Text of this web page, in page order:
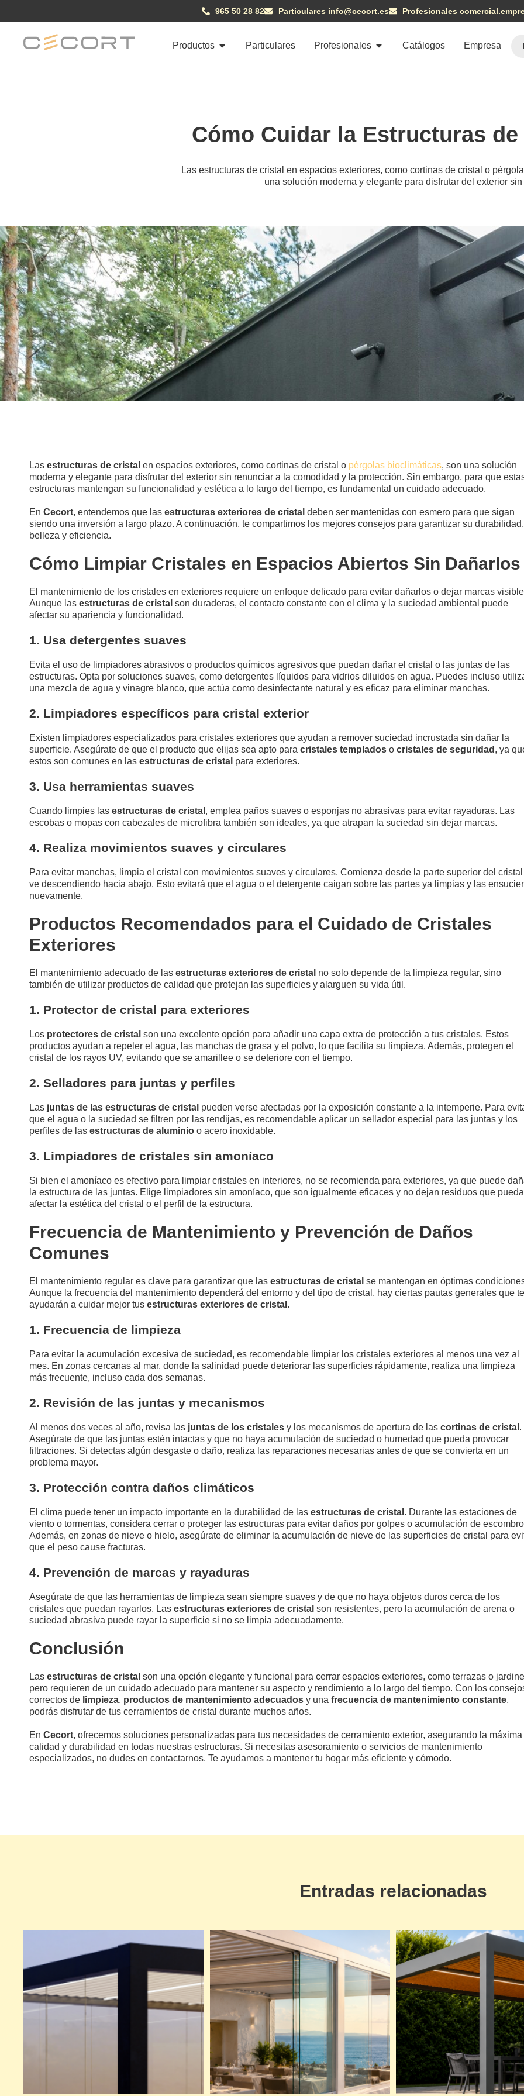
965 50 28 82 Particulares info@cecort.es Profesionales
Productos Particulares Profesionales Catálogos Empresa
Cómo Cuidar la Estructuras
Las estructuras de cristal en espacios exteriores, como cortinas de cristal o
una solución moderna y elegante para disfrutar del exterior sin
Las estructuras de cristal en espacios exteriores, como cortinas de cristal o pérgolas bioclimáticas, son una solución
moderna y elegante para disfrutar del exterior sin renunciar a la comodidad y la protección. Sin embargo, para que
estructuras mantengan su funcionalidad y estética a lo largo del tiempo, es fundamental un cuidado adecuado.
En Cecort, entendemos que las estructuras exteriores de cristal deben ser mantenidas con esmero para que sigan
siendo una inversión a largo plazo. A continuación, te compartimos los mejores consejos para garantizar su durabilidad,
belleza y eficiencia.
Cómo Limpiar Cristales en Espacios Abiertos Sin Dañarlos
El mantenimiento de los cristales en exteriores requiere un enfoque delicado para evitar dañarlos o dejar marcas
Aunque las estructuras de cristal son duraderas, el contacto constante con el clima y la suciedad ambiental puede
afectar su apariencia y funcionalidad.
1. Usa detergentes suaves
Evita el uso de limpiadores abrasivos o productos químicos agresivos que puedan dañar el cristal o las juntas de las
estructuras. Opta por soluciones suaves, como detergentes líquidos para vidrios diluidos en agua. Puedes incluso
una mezcla de agua y vinagre blanco, que actúa como desinfectante natural y es eficaz para eliminar manchas.
2. Limpiadores específicos para cristal exterior
Existen limpiadores especializados para cristales exteriores que ayudan a remover suciedad incrustada sin dañar la
superficie. Asegúrate de que el producto que elijas sea apto para cristales templados o cristales de seguridad , ya
estos son comunes en las estructuras de cristal para exteriores.
3. Usa herramientas suaves
Cuando limpies las estructuras de cristal , emplea paños suaves o esponjas no abrasivas para evitar rayaduras. Las
escobas o mopas con cabezales de microfibra también son ideales, ya que atrapan la suciedad sin dejar marcas.
4. Realiza movimientos suaves y circulares
Para evitar manchas, limpia el cristal con movimientos suaves y circulares. Comienza desde la parte superior del
ve descendiendo hacia abajo. Esto evitará que el agua o el detergente caigan sobre las partes ya limpias y las
nuevamente.
Productos Recomendados para el Cuidado de Cristales
Exteriores
El mantenimiento adecuado de las estructuras exteriores de cristal no solo depende de la limpieza regular, sino
también de utilizar productos de calidad que protejan las superficies y alarguen su vida útil.
1. Protector de cristal para exteriores
Los protectores de cristal son una excelente opción para añadir una capa extra de protección a tus cristales. Estos
productos ayudan a repeler el agua, las manchas de grasa y el polvo, lo que facilita su limpieza. Además, protegen el
cristal de los rayos UV, evitando que se amarillee o se deteriore con el tiempo.
2. Selladores para juntas y perfiles
Las juntas de las estructuras de cristal pueden verse afectadas por la exposición constante a la intemperie. Para
que el agua o la suciedad se filtren por las rendijas, es recomendable aplicar un sellador especial para las juntas y los
perfiles de las estructuras de aluminio o acero inoxidable.
3. Limpiadores de cristales sin amoníaco
Si bien el amoníaco es efectivo para limpiar cristales en interiores, no se recomienda para exteriores, ya que puede
la estructura de las juntas. Elige limpiadores sin amoníaco, que son igualmente eficaces y no dejan residuos que
afectar la estética del cristal o el perfil de la estructura.
Frecuencia de Mantenimiento y Prevención de Daños
Comunes
El mantenimiento regular es clave para garantizar que las estructuras de cristal se mantengan en óptimas
Aunque la frecuencia del mantenimiento dependerá del entorno y del tipo de cristal, hay ciertas pautas generales que te
ayudarán a cuidar mejor tus estructuras exteriores de cristal .
1. Frecuencia de limpieza
Para evitar la acumulación excesiva de suciedad, es recomendable limpiar los cristales exteriores al menos una vez al
mes. En zonas cercanas al mar, donde la salinidad puede deteriorar las superficies rápidamente, realiza una limpieza
más frecuente, incluso cada dos semanas.
2. Revisión de las juntas y mecanismos
Al menos dos veces al año, revisa las juntas de los cristales y los mecanismos de apertura de las cortinas de cristal .
Asegúrate de que las juntas estén intactas y que no haya acumulación de suciedad o humedad que pueda provocar
filtraciones. Si detectas algún desgaste o daño, realiza las reparaciones necesarias antes de que se convierta en un
problema mayor.
3. Protección contra daños climáticos
El clima puede tener un impacto importante en la durabilidad de las estructuras de cristal . Durante las estaciones de
viento o tormentas, considera cerrar o proteger las estructuras para evitar daños por golpes o acumulación de
Además, en zonas de nieve o hielo, asegúrate de eliminar la acumulación de nieve de las superficies de cristal para
que el peso cause fracturas.
4. Prevención de marcas y rayaduras
Asegúrate de que las herramientas de limpieza sean siempre suaves y de que no haya objetos duros cerca de los
cristales que puedan rayarlos. Las estructuras exteriores de cristal son resistentes, pero la acumulación de arena o
suciedad abrasiva puede rayar la superficie si no se limpia adecuadamente.
Conclusión
Las estructuras de cristal son una opción elegante y funcional para cerrar espacios exteriores, como terrazas o
pero requieren de un cuidado adecuado para mantener su aspecto y rendimiento a lo largo del tiempo. Con los
correctos de limpieza, productos de mantenimiento adecuados y una frecuencia de mantenimiento constante,
podrás disfrutar de tus cerramientos de cristal durante muchos años.
En Cecort, ofrecemos soluciones personalizadas para tus necesidades de cerramiento exterior, asegurando la máxima
calidad y durabilidad en todas nuestras estructuras. Si necesitas asesoramiento o servicios de mantenimiento
especializados, no dudes en contactarnos. Te ayudamos a mantener tu hogar más eficiente y cómodo.
Entradas relacionadas